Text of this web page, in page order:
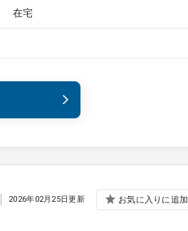
在宅
2026年02月25日更新 お気に入りに追加